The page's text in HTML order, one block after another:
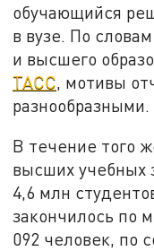
обучающийся
в вузе. По
и высшего
ТАСС, мотивы
разнообразными.
В течение того
высших учебных
4,6 млн
закончилось по
092 человек, по